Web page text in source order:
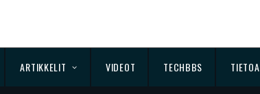
ARTIKKELIT VIDEOT TECHBBS TIETOA